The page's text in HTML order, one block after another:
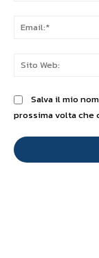
Salva il mio
prossima volta che